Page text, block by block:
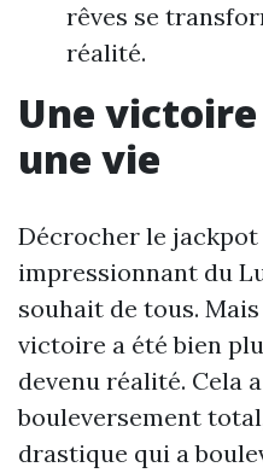
rêves se
réalité.
Une
une vie
Décrocher le jackpot
impressionnant du
souhait de tous.
victoire a été bien
devenu réalité. Cela
bouleversement
drastique qui a